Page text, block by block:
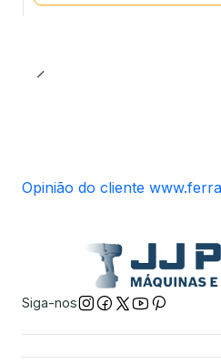
Opinião do cliente
Siga-nos